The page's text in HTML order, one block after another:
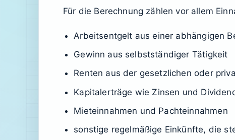
Für die Berechnung zählen vor allem
Arbeitsentgelt aus einer abhängigen
Gewinn aus selbstständiger Tätigkeit
Renten aus der gesetzlichen oder
Kapitalerträge wie Zinsen und
Mieteinnahmen und Pachteinnahmen
sonstige regelmäßige Einkünfte, die